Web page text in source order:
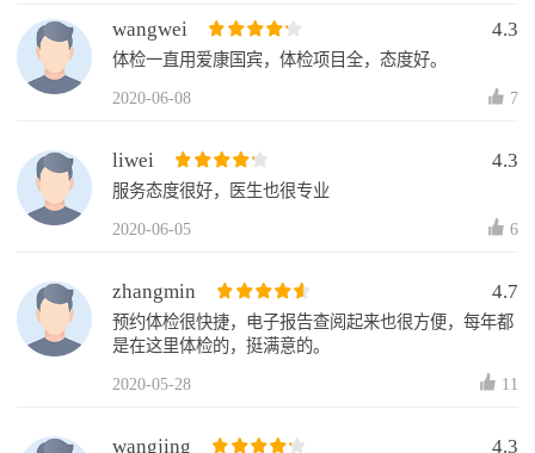
wangwei 4.3
体检一直用爱康国宾，体检项目全，态度好。
2020-06-08
7
liwei 4.3
服务态度很好，医生也很专业
2020-06-05
6
zhangmin 4.7
预约体检很快捷，电子报告查阅起来也很方便，每年都
是在这里体检的，挺满意的。
2020-05-28
11
wangjing 4.3